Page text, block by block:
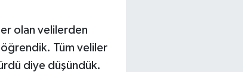
olan velilerden
Tüm veliler
diye düşündük.